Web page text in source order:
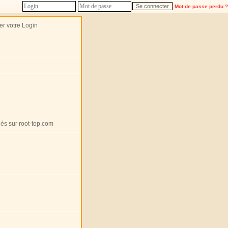
Mot de passe perdu ?
votre Login
sur root-top.com